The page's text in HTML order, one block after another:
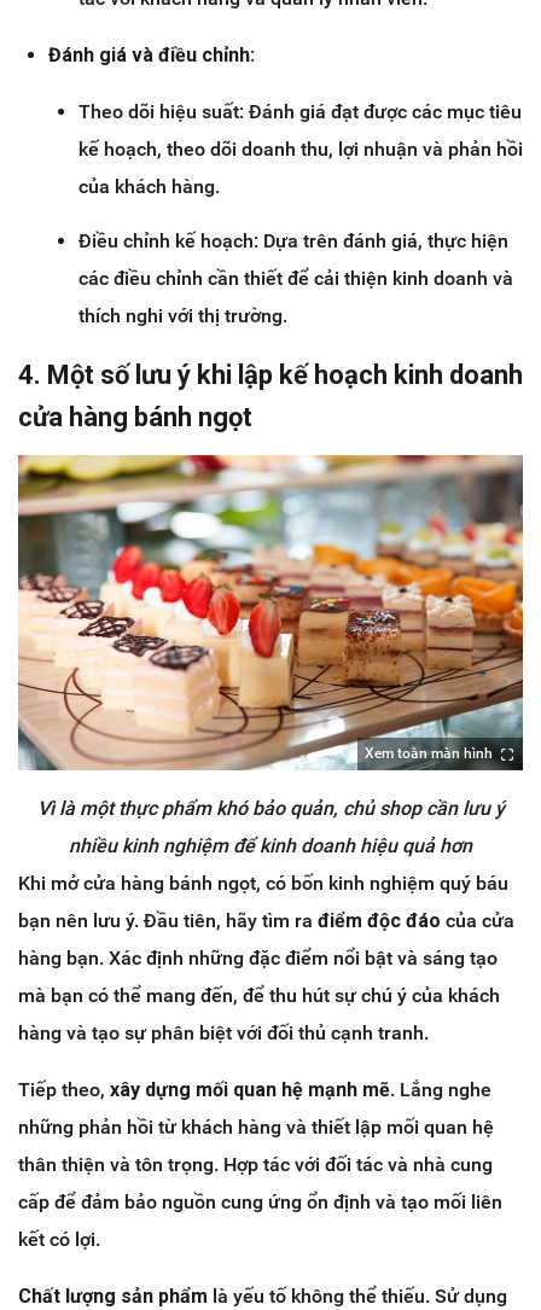
Đánh giá và điều chỉnh:
Theo dõi hiệu suất: Đánh giá đạt được các mục tiêu
kế hoạch, theo dõi doanh thu, lợi nhuận và phản hồi
của khách hàng.
Điều chỉnh kế hoạch: Dựa trên đánh giá, thực hiện
các điều chỉnh cần thiết để cải thiện kinh doanh và
thích nghi với thị trường.
4. Một số lưu ý khi lập kế hoạch kinh doanh
cửa hàng bánh ngọt
Xem toàn màn hình
Vì là một thực phẩm khó bảo quản, chủ shop cần lưu ý
nhiều kinh nghiệm để kinh doanh hiệu quả hơn
Khi mở cửa hàng bánh ngọt, có bốn kinh nghiệm quý báu
bạn nên lưu ý. Đầu tiên, hãy tìm ra điểm độc đáo của cửa
hàng bạn. Xác định những đặc điểm nổi bật và sáng tạo
mà bạn có thể mang đến, để thu hút sự chú ý của khách
hàng và tạo sự phân biệt với đối thủ cạnh tranh.
Tiếp theo, xây dựng mối quan hệ mạnh mẽ. Lắng nghe
những phản hồi từ khách hàng và thiết lập mối quan hệ
thân thiện và tôn trọng. Hợp tác với đối tác và nhà cung
cấp để đảm bảo nguồn cung ứng ổn định và tạo mối liên
kết có lợi.
Chất lượng sản phẩm là yếu tố không thể thiếu. Sử dụng